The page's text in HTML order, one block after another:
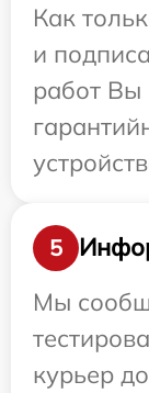
Как
и
работ Вы
5
Мы
курьер